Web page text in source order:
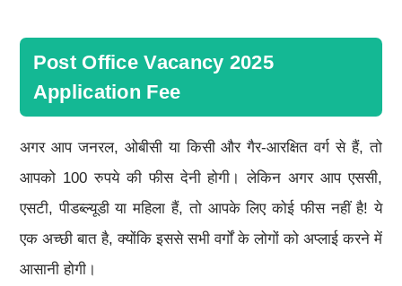
Post Office Vacancy 2025
Application Fee
अगर आप जनरल, ओबीसी या किसी और गैर-आरक्षित वर्ग से हैं, तो
आपको 100 रुपये की फीस देनी होगी। लेकिन अगर आप एससी,
एसटी, पीडब्ल्यूडी या महिला हैं, तो आपके लिए कोई फीस नहीं है! ये
एक अच्छी बात है, क्योंकि इससे सभी वर्गों के लोगों को अप्लाई करने में
आसानी होगी।